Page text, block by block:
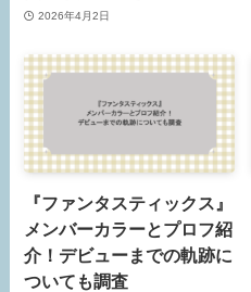
2026年4月2日
『ファンタスティックス』
メンバーカラーとプロフ紹
介！デビューまでの軌跡に
ついても調査